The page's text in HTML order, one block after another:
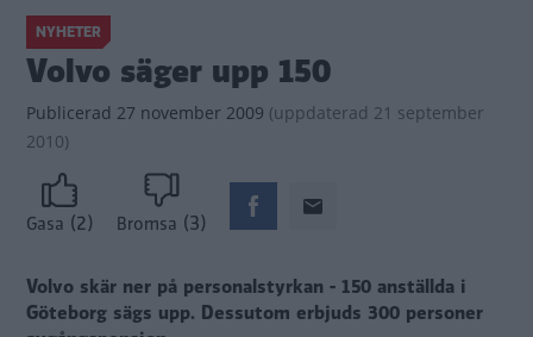
NYHETER
Volvo säger upp 150
Publicerad 27 november 2009 (uppdaterad 21 september
2010)
Gasa (2) Bromsa (3)
Volvo skär ner på personalstyrkan - 150 anställda i
Göteborg sägs upp. Dessutom erbjuds 300 personer